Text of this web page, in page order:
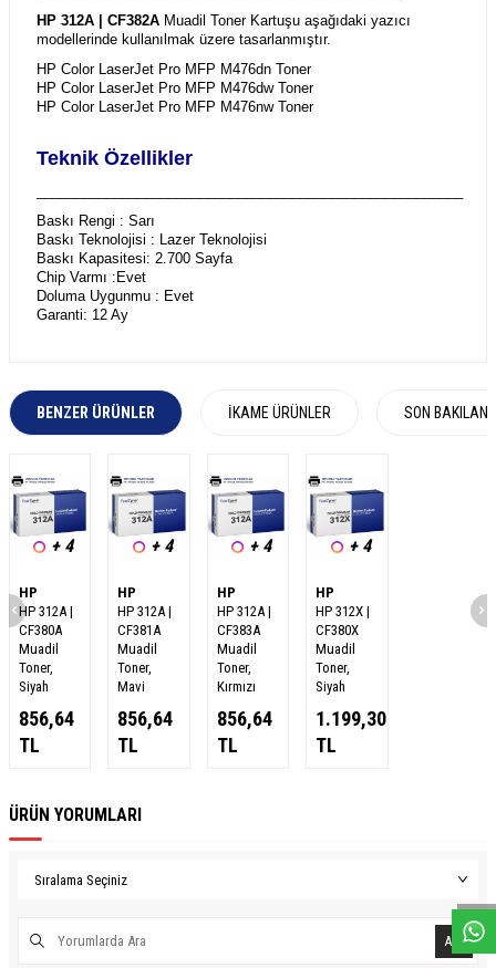
WhasappDeseHatt
HP 312A | CF382A Muadil Toner Kartuşu aşağıdaki yazıcı
modellerinde kullanılmak üzere tasarlanmıştır.
HP Color LaserJet Pro MFP M476dn Toner
HP Color LaserJet Pro MFP M476dw Toner
HP Color LaserJet Pro MFP M476nw Toner
Teknik Özellikler
Baskı Rengi : Sarı
Baskı Teknolojisi : Lazer Teknolojisi
Baskı Kapasitesi: 2.700 Sayfa
Chip Varmı :Evet
Doluma Uygunmu : Evet
Garanti: 12 Ay
BENZER ÜRÜNLER İKAME ÜRÜNLER SON
+ 4
HP
HP 312A |
CF380A
Muadil
Toner,
Siyah
856,64
TL
+ 4
HP
HP 312A |
CF381A
Muadil
Toner,
Mavi
856,64
TL
+ 4
HP
HP 312A |
CF383A
Muadil
Toner,
Kırmızı
856,64
TL
+ 4
HP
HP 312X |
CF380X
Muadil
Toner,
Siyah
1.199,30
TL
ÜRÜN YORUMLARI
Ara